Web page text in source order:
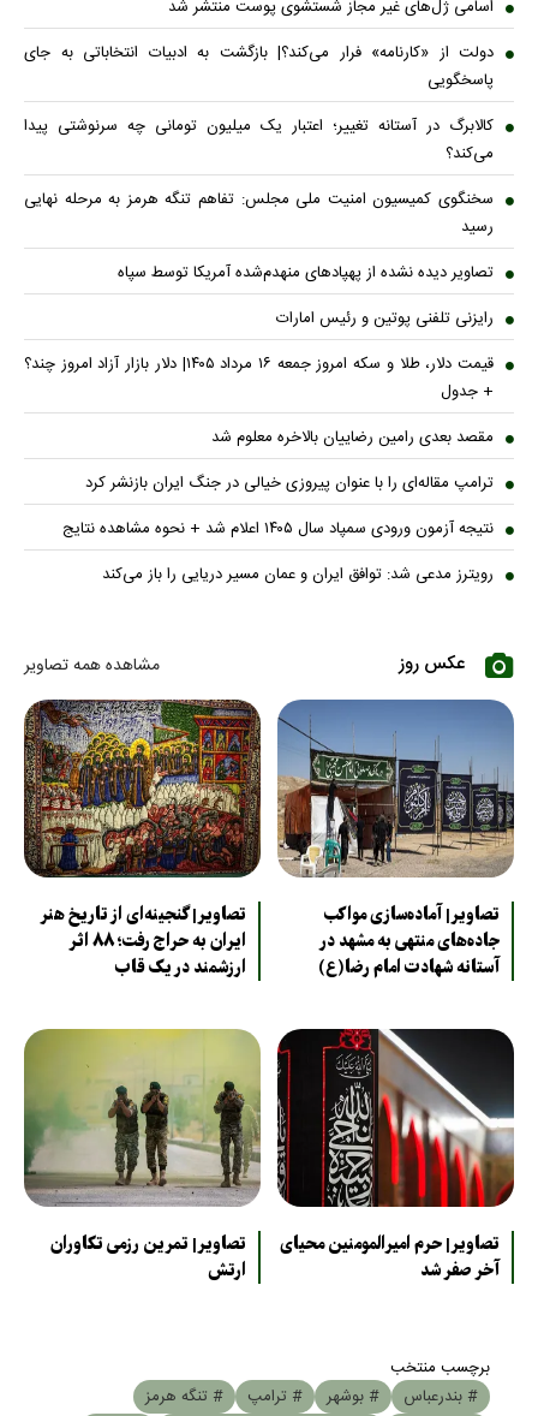
اسامی ژل‌های غیر مجاز شستشوی پوست منتشر شد
دولت از «کارنامه» فرار می‌کند؟| بازگشت به ادبیات انتخاباتی به جای
پاسخگویی
کالابرگ در آستانه تغییر؛ اعتبار یک میلیون تومانی چه سرنوشتی پیدا
می‌کند؟
سخنگوی کمیسیون امنیت ملی مجلس: تفاهم تنگه هرمز به مرحله نهایی
رسید
تصاویر دیده نشده از پهپادهای منهدم‌شده آمریکا توسط سپاه
رایزنی تلفنی پوتین و رئیس امارات
قیمت دلار، طلا و سکه امروز جمعه ۱۶ مرداد ۱۴۰۵| دلار بازار آزاد امروز چند؟
+ جدول
مقصد بعدی رامین رضاییان بالاخره معلوم شد
ترامپ مقاله‌ای را با عنوان پیروزی خیالی در جنگ ایران بازنشر کرد
نتیجه آزمون ورودی سمپاد سال ۱۴۰۵ اعلام شد + نحوه مشاهده نتایج
رویترز مدعی شد: توافق ایران و عمان مسیر دریایی را باز می‌کند
عکس روز مشاهده همه تصاویر
تصاویر| آماده‌سازی مواکب
جاده‌های منتهی به مشهد در
آستانه شهادت امام رضا(ع)
تصاویر| گنجینه‌ای از تاریخ هنر
ایران به حراج رفت؛ ۸۸ اثر
ارزشمند در یک قاب
تصاویر| حرم امیرالمومنین محیای
آخر صفر شد
تصاویر| تمرین رزمی تکاوران
ارتش
برچسب منتخب
# بندرعباس
# بوشهر # ترامپ
# تنگه هرمز